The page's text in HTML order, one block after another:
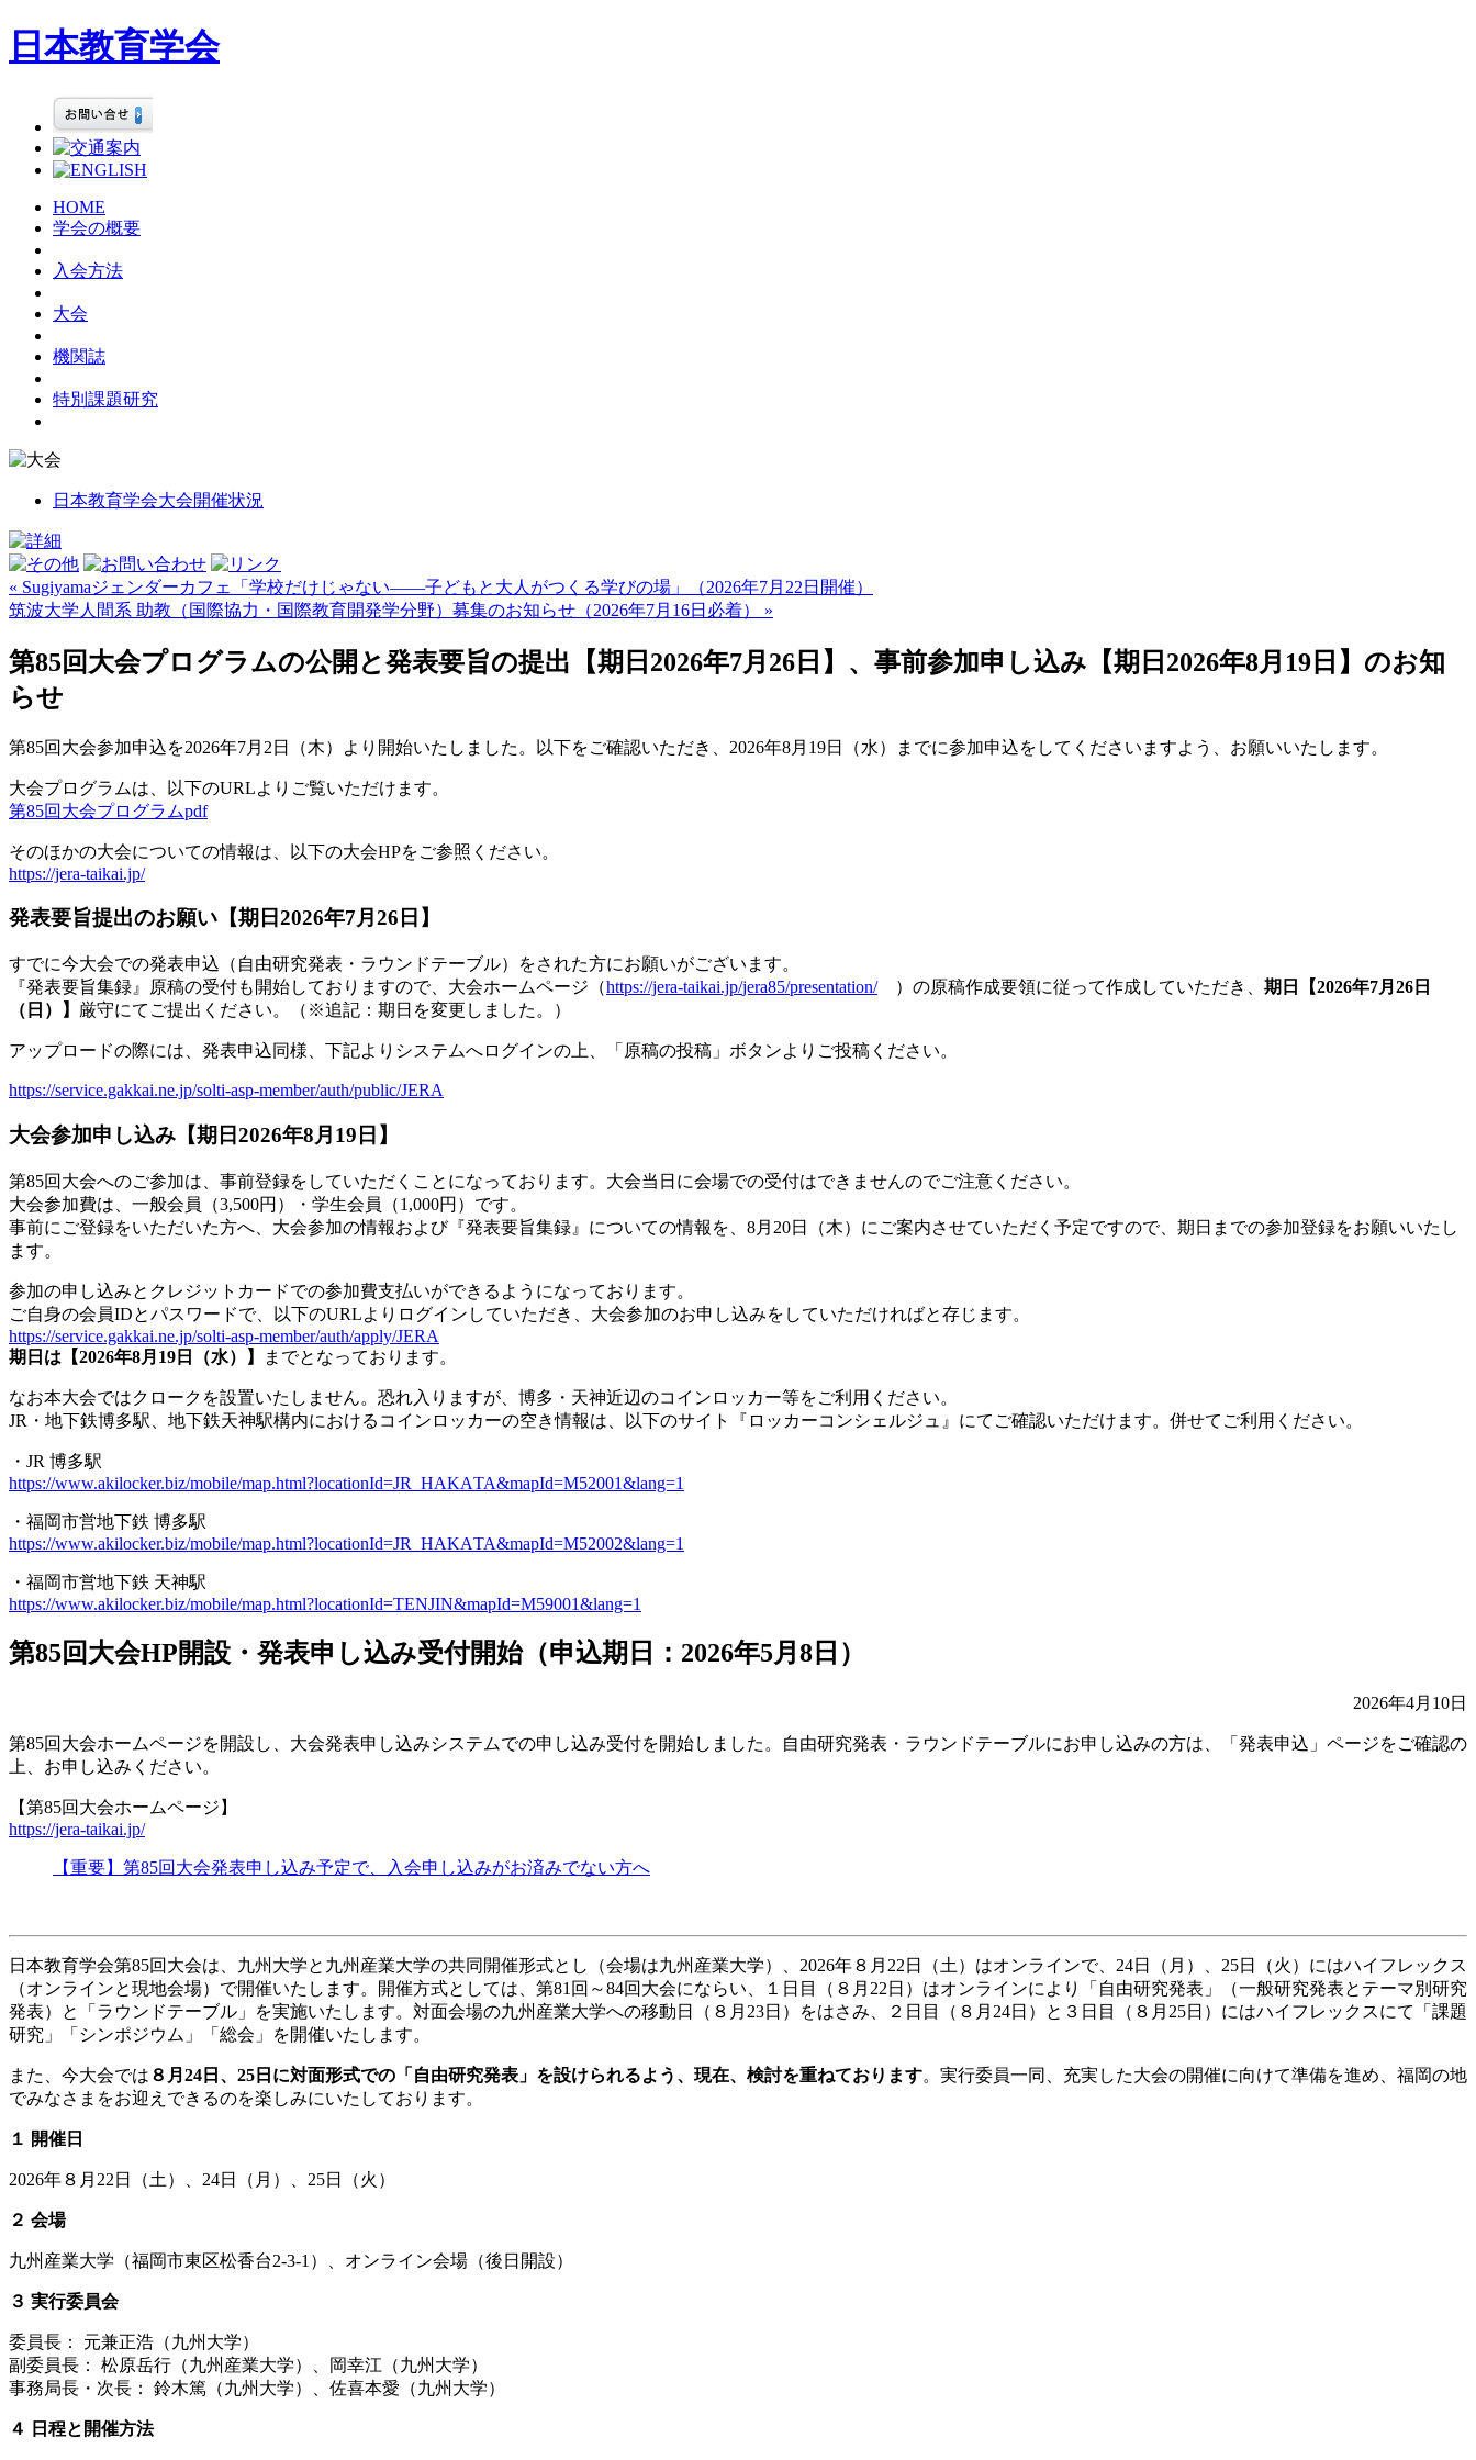
日本教育学会
HOME
学会の概要
入会方法
大会
機関誌
特別課題研究
日本教育学会大会開催状況
« Sugiyamaジェンダーカフェ「学校だけじゃない――子どもと大人がつくる学びの場」（2026年7月22日開催）
筑波大学人間系 助教（国際協力・国際教育開発学分野）募集のお知らせ（2026年7月16日必着） »
第85回大会プログラムの公開と発表要旨の提出【期日2026年7月26日】、事前参加申し込み【期日2026年8月19日】のお知
らせ
第85回大会参加申込を2026年7月2日（木）より開始いたしました。以下をご確認いただき、2026年8月19日（水）までに参加申込をしてくださいますよう、お願いいたします。
大会プログラムは、以下のURLよりご覧いただけます。
第85回大会プログラムpdf
そのほかの大会についての情報は、以下の大会HPをご参照くださ い。
https://jera-taikai.jp/
発表要旨提出のお願い【期日2026年7月26日】
すでに今大会での発表申込（自由研究発表・ラウンドテーブル）をされた方にお願いがございます。
『発表要旨集録』原稿の受付も開始しておりますので、大会ホームページ（https://jera-taikai.jp/jera85/presentation/）の原稿作成要領に従って作成していただき、 期日【2026年7月26日
（日）】 厳守にてご提出ください。（※追記：期日を変更しました。）
アップロードの際には、発表申込同様、下記よりシステムへログイ ンの上、「原稿の投稿」ボタンよりご投稿ください。
https://service.gakkai.ne.jp/solti-asp-member/auth/public/JERA
大会参加申し込み【期日2026年8月19日】
第85回大会へのご参加は、事前登録をしていただくことになっております。大会当日に会場での受付はできませんのでご注意くださ い。
大会参加費は、一般会員（3,500円）・学生会員（1,000円）です。
事前にご登録をいただいた方へ、大会参加の情報および『発表要旨集録』についての情報を、8月20日（木）にご案内させていただ く予定ですので、期日までの参加登録をお願いいたし
ます。
参加の申し込みとクレジットカードでの参加費支払いができるよう になっております。
ご自身の会員IDとパスワードで、以下のURLよりログインしていただき、大会参加のお申し込みをしていただければと存じます。
https://service.gakkai.ne.jp/solti-asp-member/auth/apply/JERA
期日は【2026年8月19日（水）】
までとなっております。
なお本大会ではクロークを設置いたしません。恐れ入りますが、博多・天神近辺のコインロッカー等をご利用ください。
JR・地下鉄博多駅、地下鉄天神駅構内におけるコインロッカーの空き情報は、以下のサイト『ロッカーコンシェルジュ』にてご確認いただけます。併せてご利用ください。
・JR 博多駅
https://www.akilocker.biz/mobile/map.html?locationId=JR_HAKATA&mapId=M52001&lang=1
・福岡市営地下鉄 博多駅
https://www.akilocker.biz/mobile/map.html?locationId=JR_HAKATA&mapId=M52002&lang=1
・福岡市営地下鉄 天神駅
https://www.akilocker.biz/mobile/map.html?locationId=TENJIN&mapId=M59001&lang=1
第85回大会HP開設・発表申し込み受付開始（申込期日：2026年5月8日）
2026年4月10日
第85回大会ホームページを開設し、大会発表申し込みシステムでの申し込み受付を開始しました。自由研究発表・ラウンドテーブルにお申し込みの方は、「発表申込」ページをご確認の
上、お申し込みください。
【第85回大会ホームページ】
https://jera-taikai.jp/
【重要】第85回大会発表申し込み予定で、入会申し込みがお済みでない方へ
日本教育学会第85回大会は、九州大学と九州産業大学の共同開催形式とし（会場は九州産業大学）、2026年８月22日（土）はオンラインで、24日（月）、25日（火）にはハイフレックス
（オンラインと現地会場）で開催いたします。開催方式としては、第81回～84回大会にならい、１日目（８月22日）はオンラインにより「自由研究発表」（一般研究発表とテーマ別研究
発表）と「ラウンドテーブル」を実施いたします。対面会場の九州産業大学への移動日（８月23日）をはさみ、２日目（８月24日）と３日目（８月25日）にはハイフレックスにて「課題
研究」「シンポジウム」「総会」を開催いたします。
また、今大会では ８月24日、25日に対面形式での「自由研究発表」を設けられるよう、現在、検討を重ねております。実行委員一同、充実した大会の開催に向けて準備を進め、福岡の地
でみなさまをお迎えできるのを楽しみにいたしております。
１ 開催日
2026年８月22日（土）、24日（月）、25日（火）
２ 会場
九州産業大学（福岡市東区松香台2-3-1）、オンライン会場（後日開設）
３ 実行委員会
委員長： 元兼正浩（九州大学）
副委員長： 松原岳行（九州産業大学）、岡幸江（九州大学）
事務局長・次長： 鈴木篤（九州大学）、佐喜本愛（九州大学）
４ 日程と開催方法